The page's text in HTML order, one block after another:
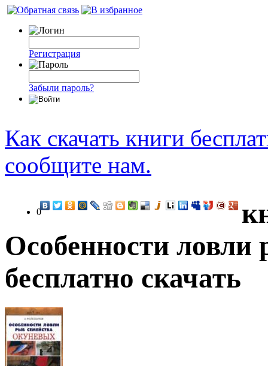
Регистрация
Забыли пароль?
Как скачать книги
сообщите нам.
0
Особенности ловли
бесплатно скачать